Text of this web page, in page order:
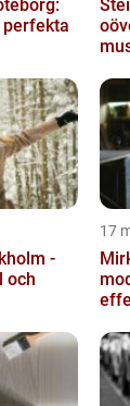
perfekta
-
och
17